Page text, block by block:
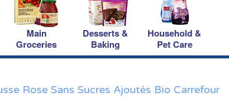
Main
Groceries
Desserts &
Baking
Household &
Pet Care
Rose Sans Sucres Ajoutés Bio Carrefour